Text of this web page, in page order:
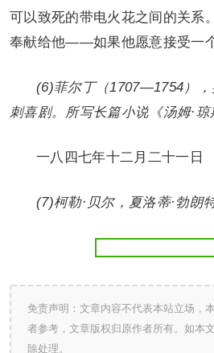
可以致死的带电火花之间的关系
奉献给他——如果他愿意接受一
(6)菲尔丁（1707—1754）
刺喜剧。所写长篇小说《汤姆·
一八四七年十二月二十一日
(7)柯勒·贝尔，夏洛蒂·勃朗
免责声明：文章内容不代表本站立场，
者参考，文章版权归原作者所有。如本
除处理。